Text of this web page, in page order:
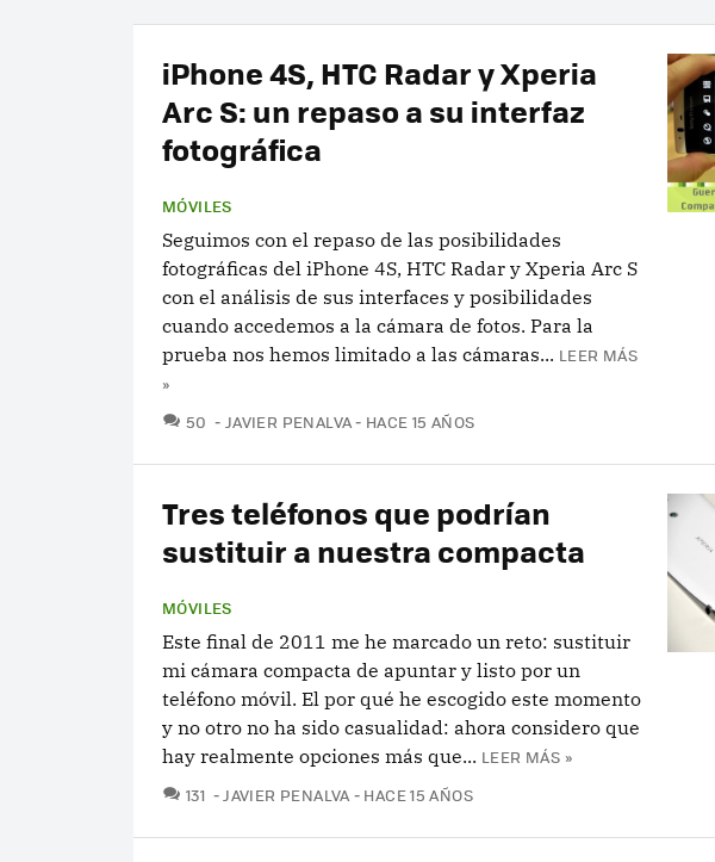
iPhone 4S, HTC Radar y Xperia
Arc S: un repaso a su interfaz
fotográfica
MÓVILES
Seguimos con el repaso de las posibilidades
fotográficas del iPhone 4S, HTC Radar y Xperia Arc S
con el análisis de sus interfaces y posibilidades
cuando accedemos a la cámara de fotos. Para la
prueba nos hemos limitado a las cámaras... LEER MÁS
»
50 COMENTARIOS
JAVIER PENALVA HACE 15 AÑOS
Tres teléfonos que podrían
sustituir a nuestra compacta
MÓVILES
Este final de 2011 me he marcado un reto: sustituir
mi cámara compacta de apuntar y listo por un
teléfono móvil. El por qué he escogido este momento
y no otro no ha sido casualidad: ahora considero que
hay realmente opciones más que... LEER MÁS »
131 COMENTARIOS
JAVIER PENALVA HACE 15 AÑOS